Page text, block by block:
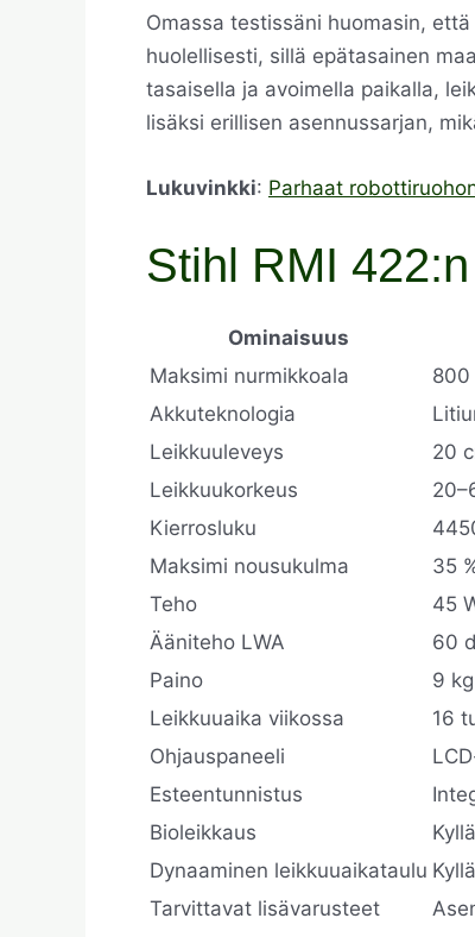
Omassa testissäni huomasin,
huolellisesti, sillä epätasainen
tasaisella ja avoimella paikalla,
lisäksi erillisen asennussarjan,
Lukuvinkki: Parhaat
Stihl RMI
Ominaisuus
Maksimi nurmikkoala
800
Akkuteknologia
Leikkuuleveys
20
Leikkuukorkeus
Kierrosluku
Maksimi nousukulma
35
Teho
45
Ääniteho LWA
60
Paino
9 kg
Leikkuuaika viikossa
16
Ohjauspaneeli
Esteentunnistus
Bioleikkaus
Kyllä
Dynaaminen leikkuuaikataulu Kyllä
Tarvittavat lisävarusteet